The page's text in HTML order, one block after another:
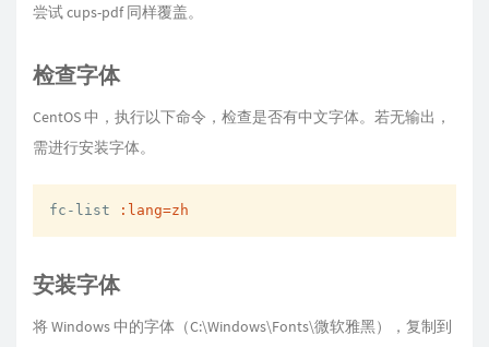
尝试 cups-pdf 同样覆盖。
检查字体
CentOS 中，执行以下命令，检查是否有中文字体。若无输出，
需进行安装字体。
fc-list :lang=zh
安装字体
将 Windows 中的字体（C:\Windows\Fonts\微软雅黑），复制到